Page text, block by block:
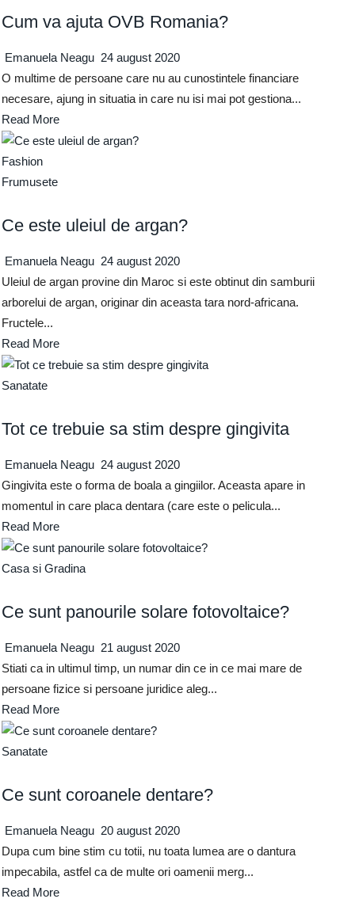
Cum va ajuta OVB Romania?
Emanuela Neagu 24 august 2020
O multime de persoane care nu au cunostintele financiare
necesare, ajung in situatia in care nu isi mai pot gestiona...
Read More
Fashion
Frumusete
Ce este uleiul de argan?
Emanuela Neagu 24 august 2020
Uleiul de argan provine din Maroc si este obtinut din samburii
arborelui de argan, originar din aceasta tara nord-africana.
Fructele...
Read More
Sanatate
Tot ce trebuie sa stim despre gingivita
Emanuela Neagu 24 august 2020
Gingivita este o forma de boala a gingiilor. Aceasta apare in
momentul in care placa dentara (care este o pelicula...
Read More
Casa si Gradina
Ce sunt panourile solare fotovoltaice?
Emanuela Neagu 21 august 2020
Stiati ca in ultimul timp, un numar din ce in ce mai mare de
persoane fizice si persoane juridice aleg...
Read More
Sanatate
Ce sunt coroanele dentare?
Emanuela Neagu 20 august 2020
Dupa cum bine stim cu totii, nu toata lumea are o dantura
impecabila, astfel ca de multe ori oamenii merg...
Read More